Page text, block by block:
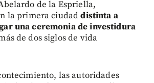
de la Espriella,
la primera ciudaddistinta a
una ceremonia de investidura
de dos siglos de vida
las autoridades